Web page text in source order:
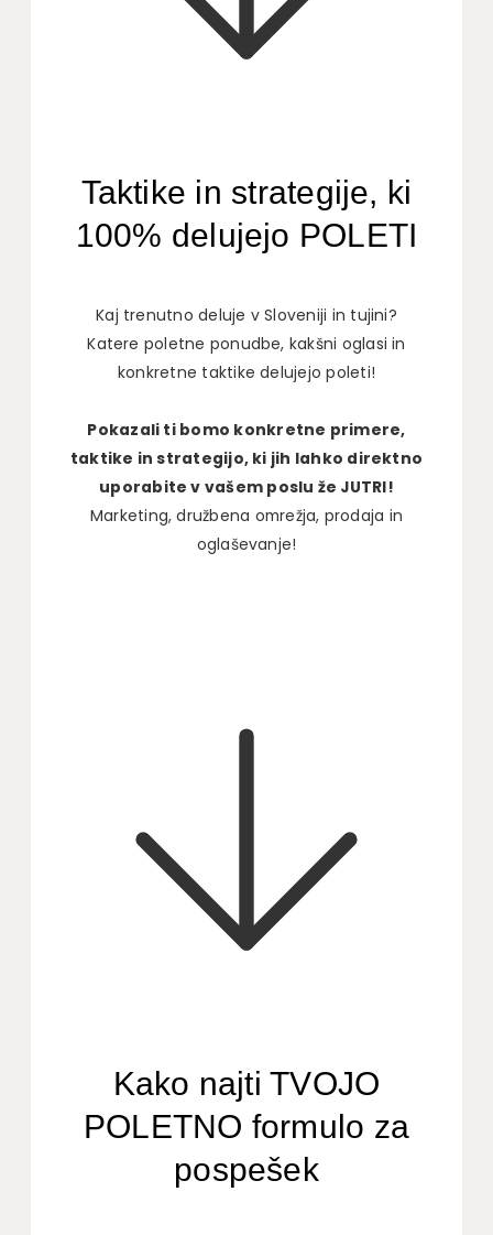
Taktike in strategije, ki
100% delujejo POLETI
Kaj trenutno deluje v Sloveniji in tujini?
Katere poletne ponudbe, kakšni oglasi in
konkretne taktike delujejo poleti!
Pokazali ti bomo konkretne primere,
taktike in strategijo, ki jih lahko direktno
uporabite v vašem poslu že JUTRI!
Marketing, družbena omrežja, prodaja in
oglaševanje!
Kako najti TVOJO
POLETNO formulo za
pospešek